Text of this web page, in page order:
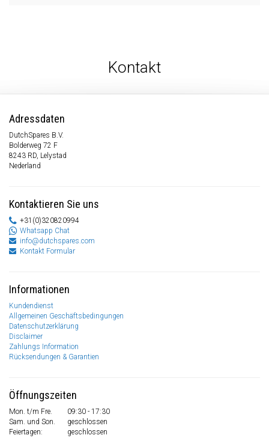
Kontakt
Adressdaten
DutchSpares B.V.
Bolderweg 72 F
8243 RD, Lelystad
Nederland
Kontaktieren Sie uns
+31(0)320820994
Whatsapp Chat
info@dutchspares.com
Kontakt Formular
Informationen
Kundendienst
Allgemeinen Geschäftsbedingungen
Datenschutzerklärung
Disclaimer
Zahlungs Information
Rücksendungen & Garantien
Öffnungszeiten
Mon. t/m Fre.
09:30 - 17:30
Sam. und Son.
geschlossen
Feiertagen:
geschlossen